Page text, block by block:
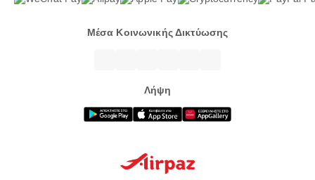
Μέσα Κοινωνικής Δικτύωσης
Λήψη